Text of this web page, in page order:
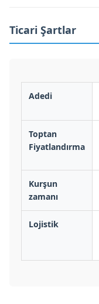
Ticari Şartlar
Adedi
Toptan
Fiyatlandırma
Kurşun
zamanı
Lojistik